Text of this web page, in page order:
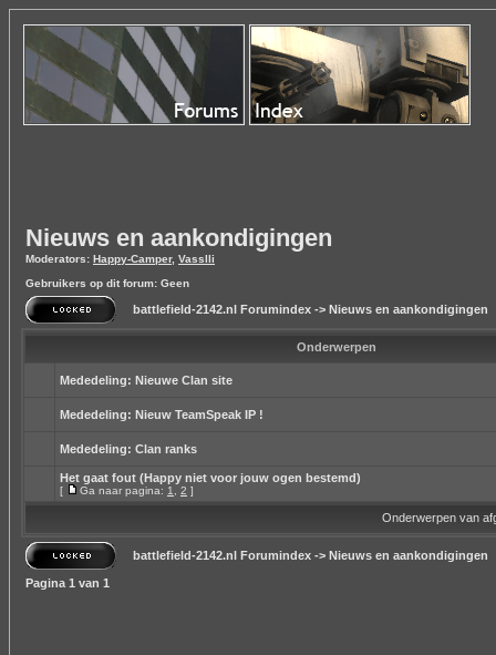
Nieuws en aankondigingen
Moderators: Happy-Camper, Vasslli
Gebruikers op dit forum: Geen
battlefield-2142.nl Forumindex -> Nieuws en aankondigingen
Onderwerpen
Mededeling: Nieuwe Clan site
Mededeling: Nieuw TeamSpeak IP !
Mededeling: Clan ranks
Het gaat fout (Happy niet voor jouw ogen bestemd)
[ Ga naar pagina: 1 2 ]
Onderwerpen van
battlefield-2142.nl Forumindex -> Nieuws en aankondigingen
Pagina 1 van 1